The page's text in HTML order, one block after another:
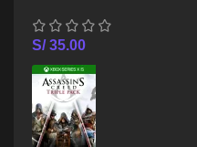
S/35.00